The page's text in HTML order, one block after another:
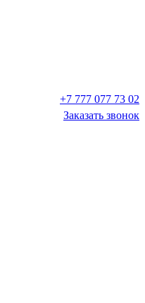
+7 777 077 73 02
Заказать звонок